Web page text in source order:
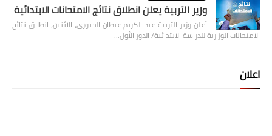
وزير التربية يعلن انطلاق نتائج الامتحانات الابتدائية
أعلن وزير التربية عبد الكريم عبطان الجبوري، الاثنين، انطلاق نتائج
الامتحانات الوزارية للدراسة الابتدائية/ الدور الأول…
اعلان